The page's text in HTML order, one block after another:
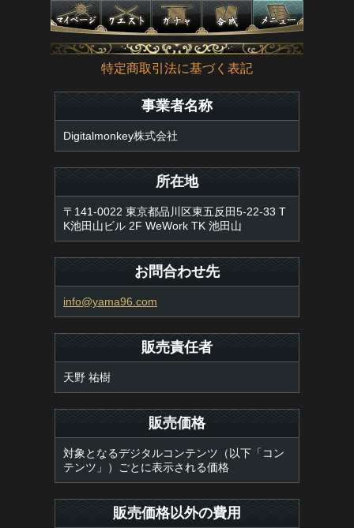
特定商取引法に基づく表記
事業者名称
Digitalmonkey株式会社
所在地
〒141-0022 東京都品川区東五反田5-22-33 T
K池田山ビル 2F WeWork TK 池田山
お問合わせ先
info@yama96.com
販売責任者
天野 祐樹
販売価格
対象となるデジタルコンテンツ（以下「コン
テンツ」）ごとに表示される価格
販売価格以外の費用